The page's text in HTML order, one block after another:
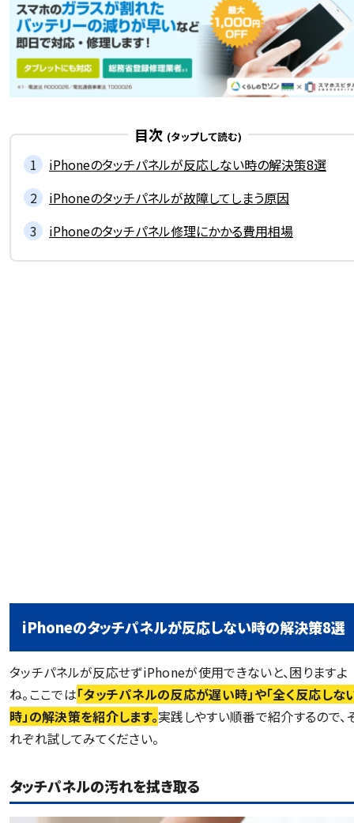
目次
iPhoneのタッチパネルが反応しない時の解決策8選
iPhoneのタッチパネルが故障してしまう原因
iPhoneのタッチパネル修理にかかる費用相場
iPhoneのタッチパネルが反応しない時の解決策8選
タッチパネルが反応せずiPhoneが使用できないと、困りますよ
ね。ここでは「タッチパネルの反応が遅い時」や「全く反応しな
時」の解決策を紹介します。実践しやすい順番で紹介するので、
れぞれ試してみてください。
タッチパネルの汚れを拭き取る